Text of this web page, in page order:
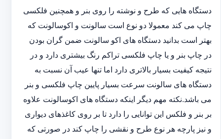
دستگاه هایی که طرح و نوشته را روی بنر و همچنین فلکسی
چاپ می کند معمولا دو نوع است سالونت و اکوسالونت که
بهتر است بدانید دستگاه های اکو سالونت ضمن گران بودن
در چاپ بنر و یا چاپ فلکسی تراکم رنگ بیشتری دارد و در
نتیجه کیفیت بسیار بالاتری دارد اما تنها عیب آن نسبت به
دستگاه های سالونت سرعت بسیار پایین چاپ فلکسی و بنر
می باشد.نکته مهم دیگر اینکه دستگاه های اکوسالونت علاوه
بر بنر و فلکس این توانایی را دارد تا بر روی کاغذهای دیواری
و نیز پارچه هر نوع طرح و نقشی را چاپ کند در صورتی که